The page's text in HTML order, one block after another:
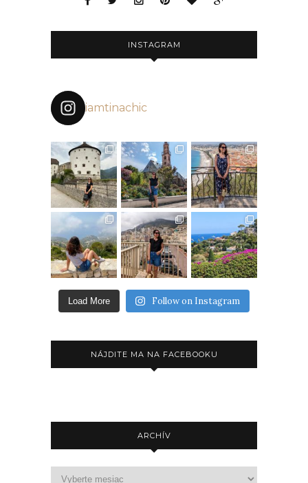
INSTAGRAM
iamtinachic
Load More Follow on Instagram
NÁJDITE MA NA FACEBOOKU
ARCHÍV